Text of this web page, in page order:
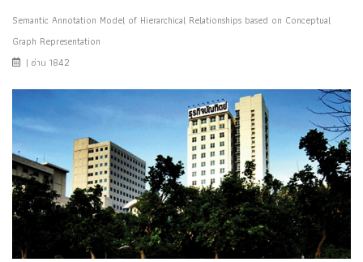
Semantic Annotation Model of Hierarchical Relationships based on Conceptual
Graph Representation
| อ่าน 1842